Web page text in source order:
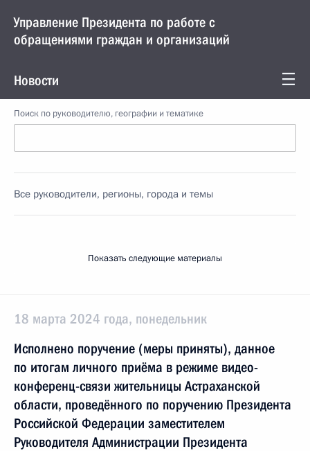
Управление Президента по работе с
обращениями граждан и организаций
Новости
Поиск по руководителю, географии и тематике
Все руководители, регионы, города и темы
Показать следующие материалы
18 марта 2024 года, понедельник
Исполнено поручение (меры приняты), данное
по итогам личного приёма в режиме видео-
конференц-связи жительницы Астраханской
области, проведённого по поручению Президента
Российской Федерации заместителем
Руководителя Администрации Президента